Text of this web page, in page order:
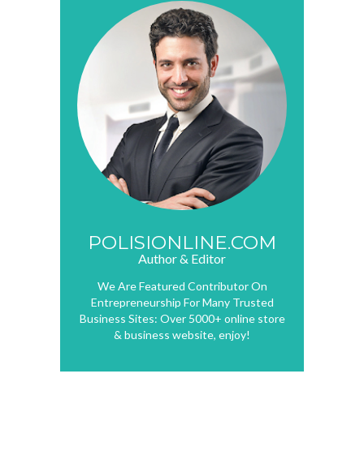
POLISIONLINE.COM
Author & Editor
We Are Featured Contributor On
Entrepreneurship For Many Trusted
Business Sites: Over 5000+ online store
& business website, enjoy!